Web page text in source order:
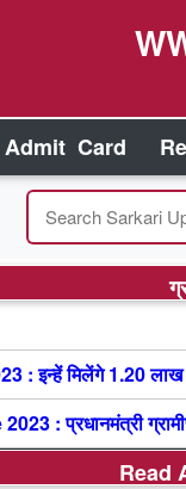
Admit Card
इन्हें मिलेंगे 1.20 लाख
: प्रधानमंत्री
Read